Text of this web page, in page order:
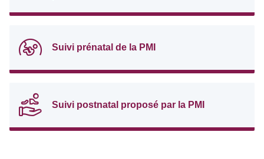
Suivi prénatal de la PMI
Suivi postnatal proposé par la PMI